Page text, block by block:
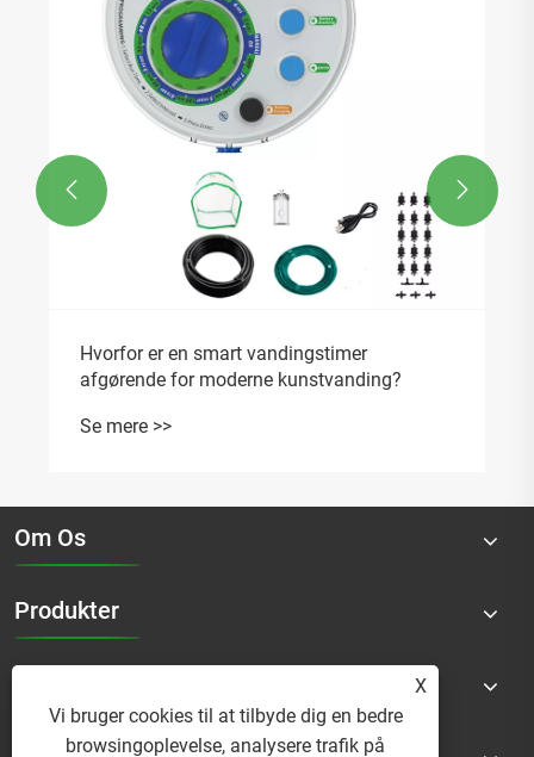
Hvorfor er en smart vandingstimer
afgørende for moderne kunstvanding?
Se mere >>
 
Om Os
Produkter
X
Vi bruger cookies til at tilbyde dig en bedre
browsingoplevelse, analysere trafik på